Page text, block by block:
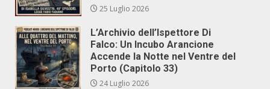
25 Luglio 2026
L’Archivio dell’Ispettore Di
Falco: Un Incubo Arancione
Accende la Notte nel Ventre del
Porto (Capitolo 33)
24 Luglio 2026